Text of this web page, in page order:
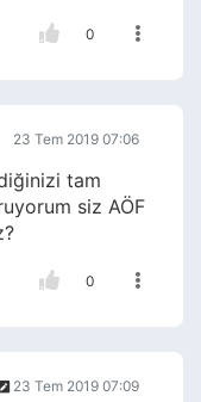
0
23 Tem 2019 07:06
tam
siz AÖF
0
23 Tem 2019 07:09